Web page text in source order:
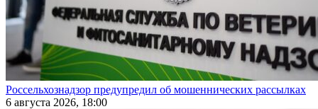
Россельхознадзор предупредил об мошеннических рассылках
6 августа 2026, 18:00